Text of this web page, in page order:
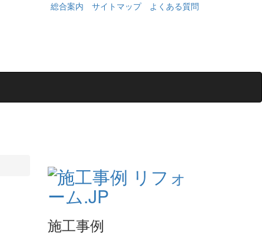
総合案内 サイトマップ よくある質問
施工事例